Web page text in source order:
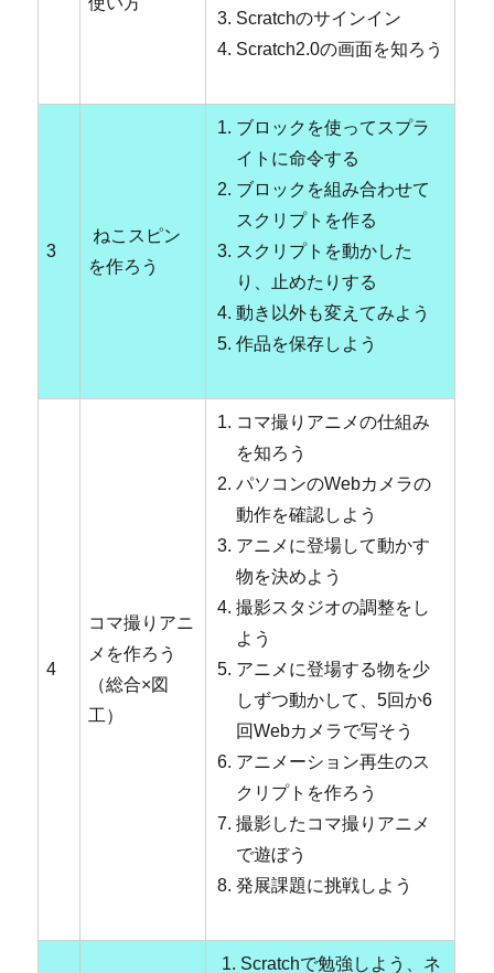
Scratchのサインイン
Scratch2.0の画面を知ろう
3
ねこスピン
を作ろう
ブロックを使ってスプラ
イトに命令する
ブロックを組み合わせて
スクリプトを作る
スクリプトを動かした
り、止めたりする
動き以外も変えてみよう
作品を保存しよう
4
コマ撮りアニ
メを作ろう
（総合×図
工）
コマ撮りアニメの仕組み
を知ろう
パソコンのWebカメラの
動作を確認しよう
アニメに登場して動かす
物を決めよう
撮影スタジオの調整をし
よう
アニメに登場する物を少
しずつ動かして、5回か6
回Webカメラで写そう
アニメーション再生のス
クリプトを作ろう
撮影したコマ撮りアニメ
で遊ぼう
発展課題に挑戦しよう
Scratchで勉強しよう、ネ